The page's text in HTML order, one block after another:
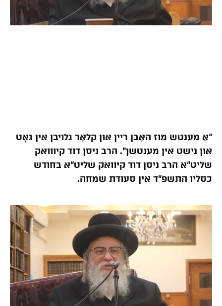
“אַ מענטש מוז האָבן ריין און קלאָר גלויבן אין גאָט
און נישט אין מענטשן”. הרב ניסן דוד קיווואק
שליט”א הרב ניסן דוד קיוואק שליט”א בחודש
כסליו התשפ”ד אין סעודת שמחה.